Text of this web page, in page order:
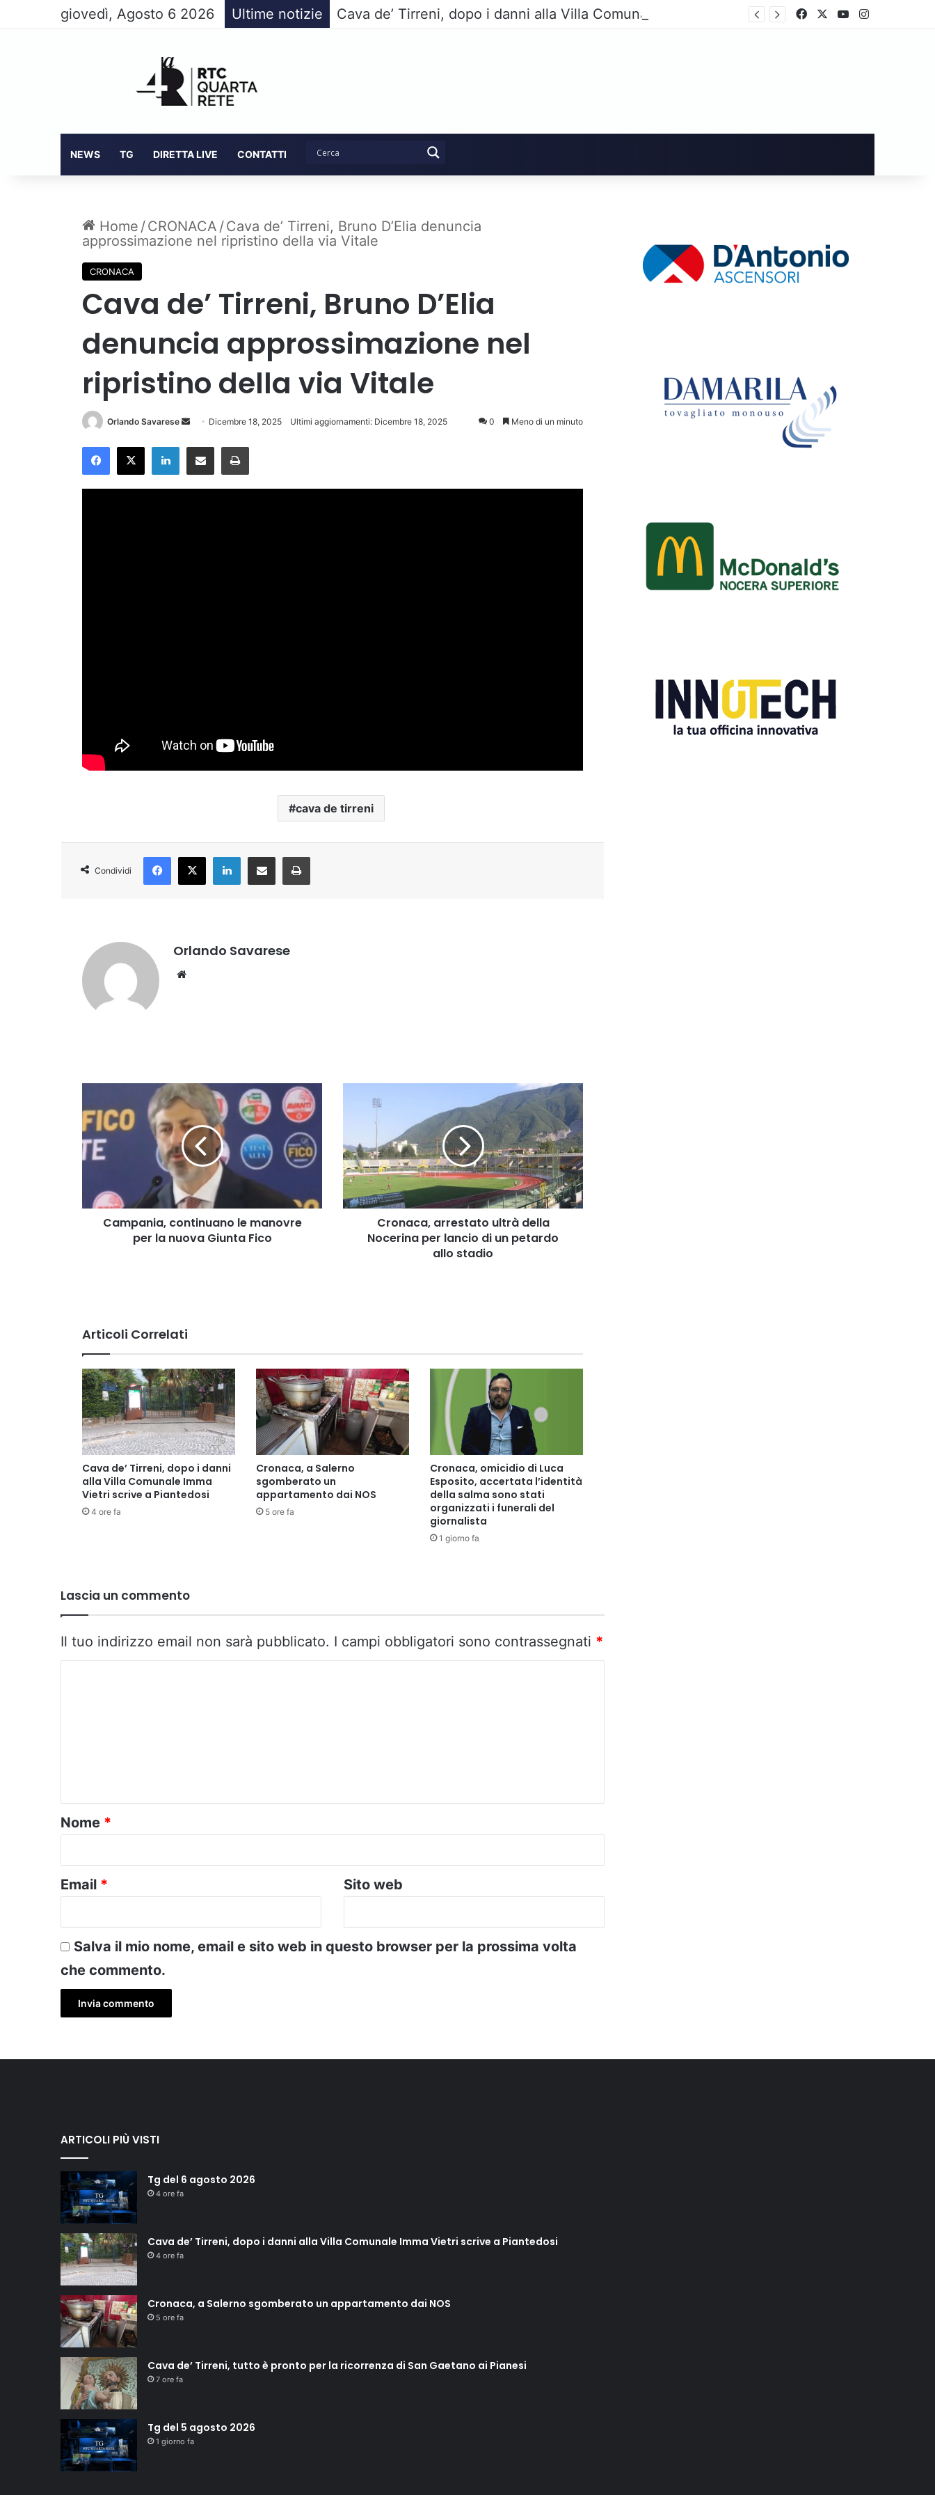
giovedì, Agosto 6 2026 Ultime notizie FacebookYou TubeInstagram
NEWS TG DIRETTA LIVE CONTATTI
Home /CRONACA /Cava de’ Tirreni, Bruno D’Elia denuncia
approssimazione nel ripristino della via Vitale
CRONACA
Cava de’ Tirreni, Bruno D’Elia
denuncia approssimazione nel
ripristino della via Vitale
Orlando Savarese
Invia Dicembre 18, 2025 Ultimi aggiornamenti: Dicembre 18, 2025 0 Meno di un minuto
Facebook
X LinkedIn
Condividi via EmailStampa
cava de tirreni
Condividi
Facebook
X LinkedIn
Condividi via EmailStampa
Orlando Savarese
continuano
le
manovre
per
la
Giunta
Fico
Campania, continuano le manovre
per la nuova Giunta Fico
arrestato
Nocerina
per
lancio
un
petardoCronaca, arrestato ultrà della
Nocerina per lancio di un petardo
allo stadio
Articoli Correlati
Cava de’ Tirreni, dopo i danni
alla Villa Comunale Imma
Vietri scrive a Piantedosi
4 ore fa
Cronaca, a Salerno
sgomberato un
appartamento dai NOS
5 ore fa
Cronaca, omicidio di Luca
Esposito, accertata l’identità
della salma sono stati
organizzati i funerali del
giornalista
1 giorno fa
Lascia un commento
Il tuo indirizzo email non sarà pubblicato. I campi obbligatori sono contrassegnati *
o
*
Nome *
Email * Sito web
Salva il mio nome, email e sito web in questo browser per la prossima volta
che commento.
ARTICOLI PIÙ VISTI
Tg del 6 agosto 2026
4 ore fa
Cava de’ Tirreni, dopo i danni alla Villa Comunale Imma Vietri scrive a Piantedosi
4 ore fa
Cronaca, a Salerno sgomberato un appartamento dai NOS
5 ore fa
Cava de’ Tirreni, tutto è pronto per la ricorrenza di San Gaetano ai Pianesi
7 ore fa
Tg del 5 agosto 2026
1 giorno fa